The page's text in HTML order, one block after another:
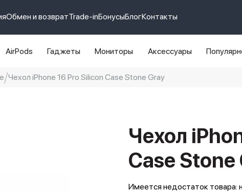
Обмен и возвратTrade-inБонусыБлогКонтакты
AirPods Гаджеты Мониторы Аксессуары
Чехол iPhone 16 Pro Silicon Case Stone Gray
Чехол
Case Stone
Имеется недостаток товара: